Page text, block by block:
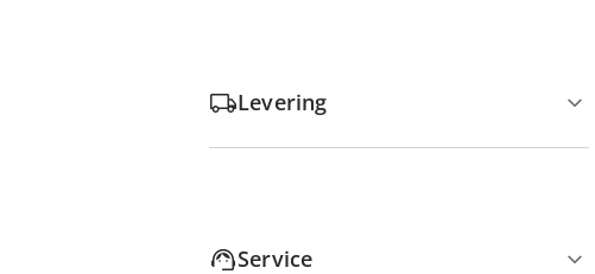
Levering
Service